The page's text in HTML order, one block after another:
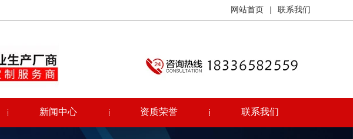
网站首页 联系我们
新闻中心 资质荣誉 联系我们